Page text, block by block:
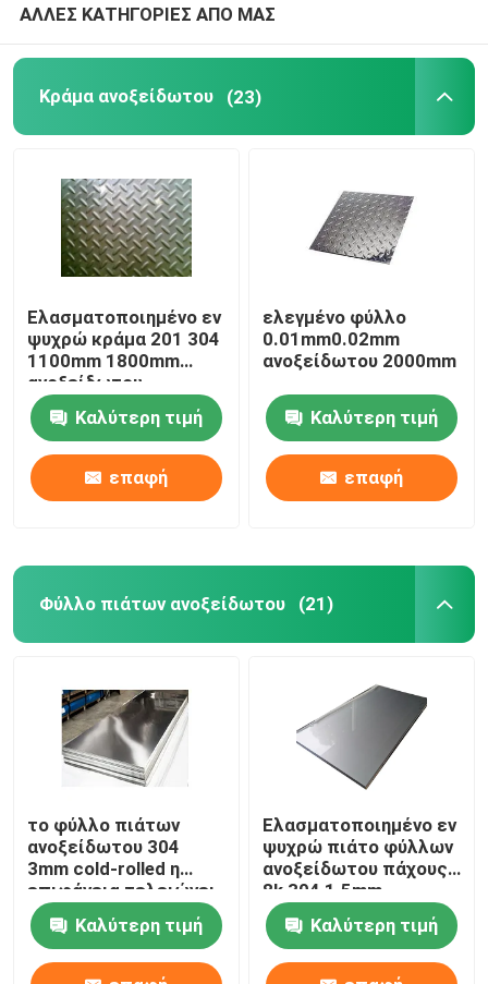
ΑΛΛΕΣ ΚΑΤΗΓΟΡΙΕΣ ΑΠΟ ΜΑΣ
Κράμα ανοξείδωτου (23)
Ελασματοποιημένο εν
ψυχρώ κράμα 201 304
1100mm 1800mm
ανοξείδωτου
Καλύτερη τιμή
επαφή
ελεγμένο φύλλο
0.01mm0.02mm
ανοξείδωτου 2000mm
Καλύτερη τιμή
επαφή
Φύλλο πιάτων ανοξείδωτου (21)
το φύλλο πιάτων
ανοξείδωτου 304
3mm cold-rolled η
επιφάνεια τελειώνει
1500 χιλ.
Καλύτερη τιμή
Ελασματοποιημένο εν
ψυχρώ πιάτο φύλλων
ανοξείδωτου πάχους
8k 304 1.5mm
Καλύτερη τιμή